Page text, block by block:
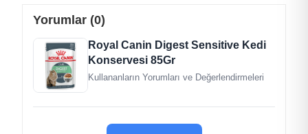
Et ve Hayvansal Türevler
Tahıllar
Bitkisel Orjinli Türevler
Mineraller
Bitkisel Protein Ekstratları
Yorumlar (0)
Royal Canin Digest Sensitive Kedi
Konservesi 85Gr
Kullananların Yorumları ve Değerlendirmeleri